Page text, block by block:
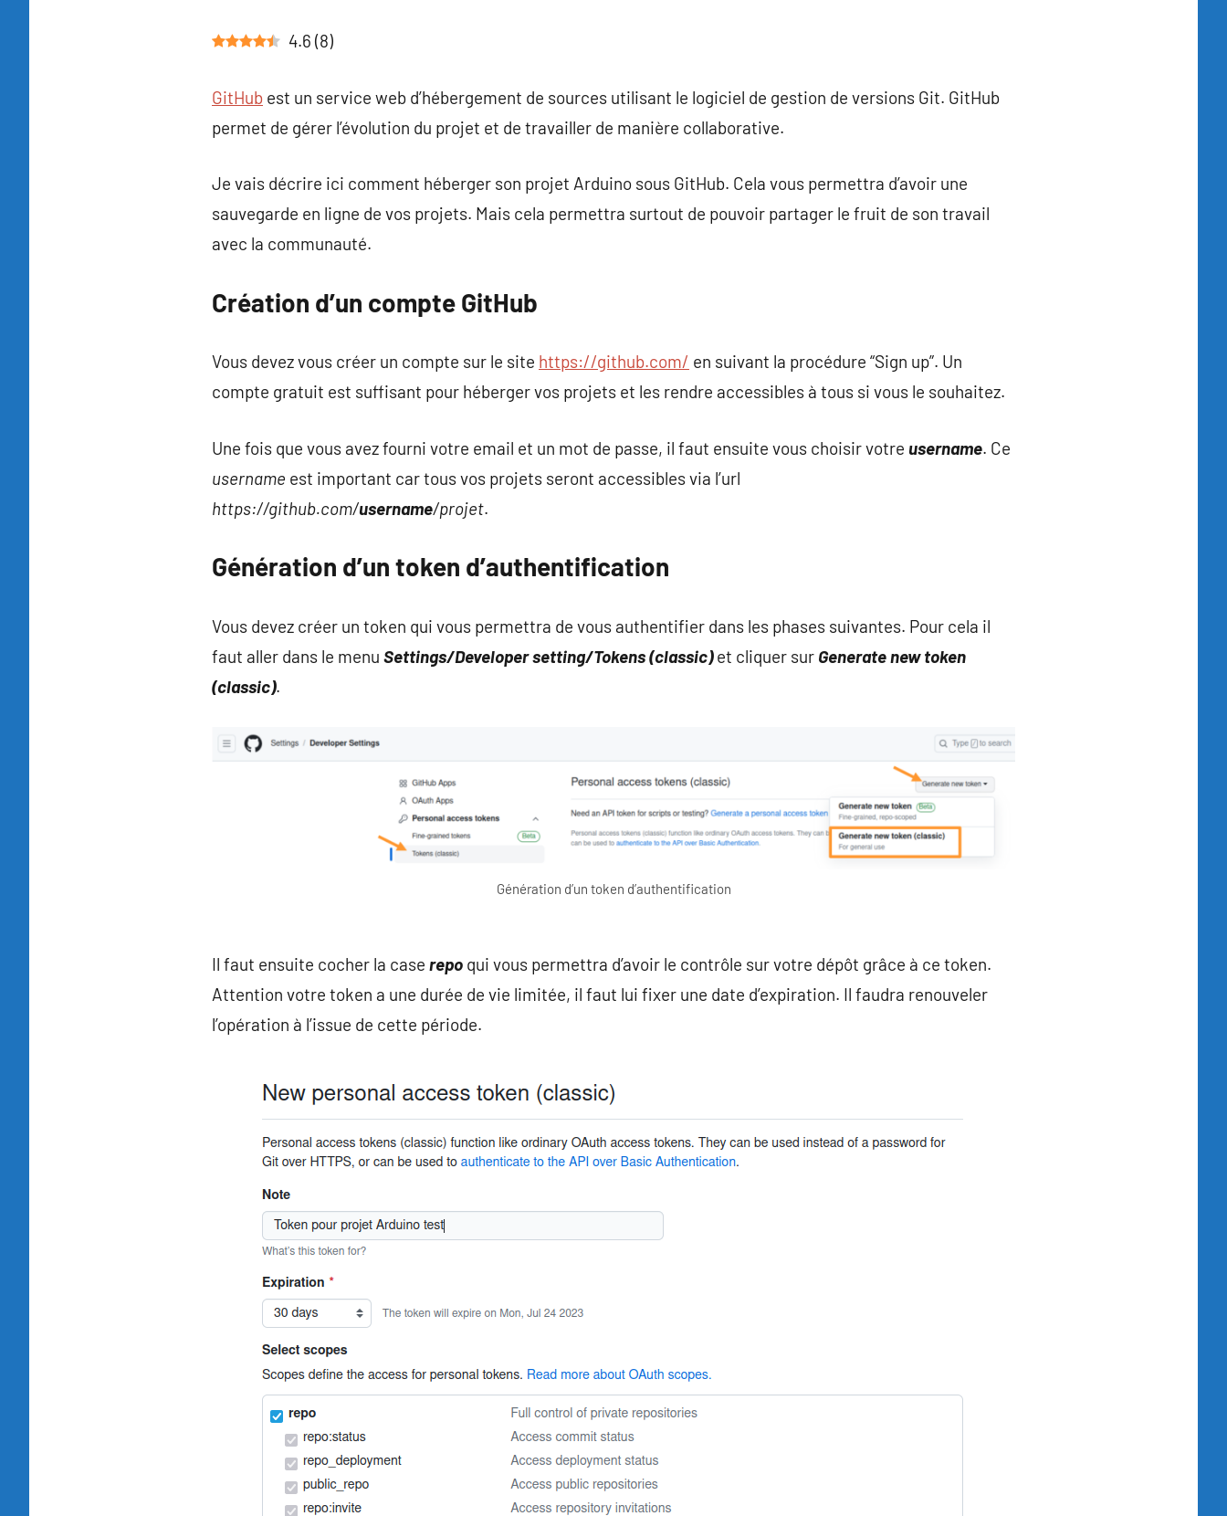
4.6 (8)
GitHub est un service web d’hébergement de sources utilisant le logiciel de gestion de versions Git. GitHub
permet de gérer l’évolution du projet et de travailler de manière collaborative.
Je vais décrire ici comment héberger son projet Arduino sous GitHub. Cela vous permettra d’avoir une
sauvegarde en ligne de vos projets. Mais cela permettra surtout de pouvoir partager le fruit de son travail
avec la communauté.
Création d’un compte GitHub
Vous devez vous créer un compte sur le site https://github.com/ en suivant la procédure “Sign up”. Un
compte gratuit est suffisant pour héberger vos projets et les rendre accessibles à tous si vous le souhaitez.
Une fois que vous avez fourni votre email et un mot de passe, il faut ensuite vous choisir votre username. Ce
username est important car tous vos projets seront accessibles via l’url
https://github.com/username/projet.
Génération d’un token d’authentification
Vous devez créer un token qui vous permettra de vous authentifier dans les phases suivantes. Pour cela il
faut aller dans le menu Settings/Developer setting/Tokens (classic)et cliquer sur Generate new token
(classic).
Génération d’un token d’authentification
Il faut ensuite cocher la case repo qui vous permettra d’avoir le contrôle sur votre dépôt grâce à ce token.
Attention votre token a une durée de vie limitée, il faut lui fixer une date d’expiration. Il faudra renouveler
l’opération à l’issue de cette période.